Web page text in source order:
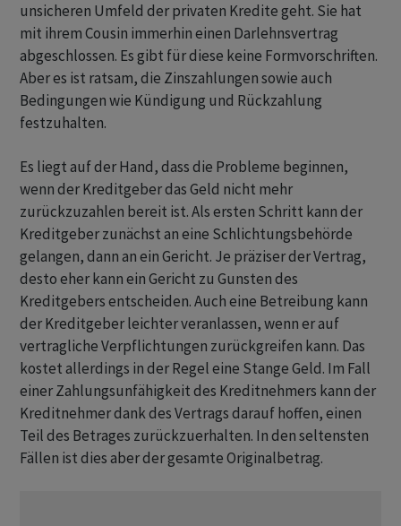
unsicheren Umfeld der privaten Kredite geht. Sie hat
mit ihrem Cousin immerhin einen Darlehnsvertrag
abgeschlossen. Es gibt für diese keine Formvorschriften.
Aber es ist ratsam, die Zinszahlungen sowie auch
Bedingungen wie Kündigung und Rückzahlung
festzuhalten.
Es liegt auf der Hand, dass die Probleme beginnen,
wenn der Kreditgeber das Geld nicht mehr
zurückzuzahlen bereit ist. Als ersten Schritt kann der
Kreditgeber zunächst an eine Schlichtungsbehörde
gelangen, dann an ein Gericht. Je präziser der Vertrag,
desto eher kann ein Gericht zu Gunsten des
Kreditgebers entscheiden. Auch eine Betreibung kann
der Kreditgeber leichter veranlassen, wenn er auf
vertragliche Verpflichtungen zurückgreifen kann. Das
kostet allerdings in der Regel eine Stange Geld. Im Fall
einer Zahlungsunfähigkeit des Kreditnehmers kann der
Kreditnehmer dank des Vertrags darauf hoffen, einen
Teil des Betrages zurückzuerhalten. In den seltensten
Fällen ist dies aber der gesamte Originalbetrag.